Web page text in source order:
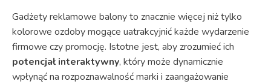
Gadżety reklamowe balony to znacznie więcej niż tylko
kolorowe ozdoby mogące uatrakcyjnić każde wydarzenie
firmowe czy promocję. Istotne jest, aby zrozumieć ich
potencjał interaktywny, który może dynamicznie
wpłynąć na rozpoznawalność marki i zaangażowanie